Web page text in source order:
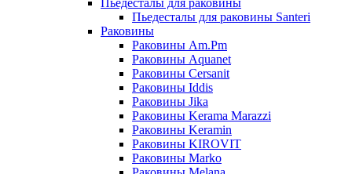
Пьедесталы для раковины
Пьедесталы для раковины Santeri
Раковины
Раковины Am.Pm
Раковины Aquanet
Раковины Cersanit
Раковины Iddis
Раковины Jika
Раковины Kerama Marazzi
Раковины Keramin
Раковины KIROVIT
Раковины Marko